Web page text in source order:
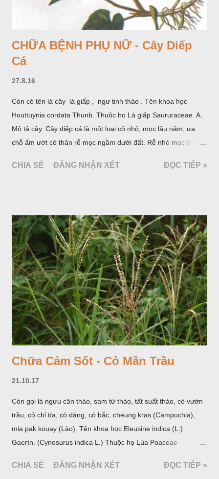
CHỮA BỆNH PHỤ NỮ - Cây Diếp
Cá
27.8.16
Còn có tên là cây lá giấp , ngư tinh thảo . Tên khoa học
Houttuynia cordata Thunb. Thuộc họ Lá giấp Saururaceae. A.
Mô tả cây. Cây diếp cá là một loại cỏ nhỏ, mọc lâu năm, ưa
chỗ ẩm ướt có thân rễ mọc ngầm dưới đất. Rễ nhỏ mọc ở các
cách, hình tim, đầu lá, hơi nhọn hay nhọn hẳn. Hoa nhỏ màu
cá. Hoa nở về mùa hạ vào các tháng 5-8. (Hình dưới).
CHIA SẺ ĐĂNG NHẬN XÉT ĐỌC TIẾP »
Chữa Cảm Sốt - Cỏ Mần Trầu
21.10.17
Còn gọi là ngưu cân thảo, sam tử thảo, tất suất thảo, cỏ vườn
trầu, cỏ chỉ tía, cỏ dáng, cỏ bắc, cheung kras (Campuchia),
mia pak kouay (Lào). Tên khoa học Eleusine indica (L.)
Gaertn. (Cynosurus indica L.) Thuộc họ Lúa Poaceae
CHIA SẺ ĐĂNG NHẬN XÉT ĐỌC TIẾP »